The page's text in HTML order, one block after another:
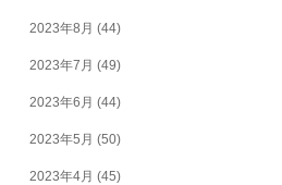
2023年8月 (44)
2023年7月 (49)
2023年6月 (44)
2023年5月 (50)
2023年4月 (45)